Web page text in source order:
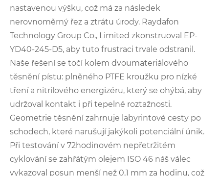
nastavenou výšku, což má za následek
nerovnoměrný řez a ztrátu úrody. Raydafon
Technology Group Co., Limited zkonstruoval EP-
YD40-245-D5, aby tuto frustraci trvale odstranil.
Naše řešení se točí kolem dvoumateriálového
těsnění pístu: plněného PTFE kroužku pro nízké
tření a nitrilového energizéru, který se ohýbá, aby
udržoval kontakt i při tepelné roztažnosti.
Geometrie těsnění zahrnuje labyrintové cesty po
schodech, které narušují jakýkoli potenciální únik.
Při testování v 72hodinovém nepřetržitém
cyklování se zahřátým olejem ISO 46 náš válec
vykazoval posun menší než 0,1 mm za hodinu, což